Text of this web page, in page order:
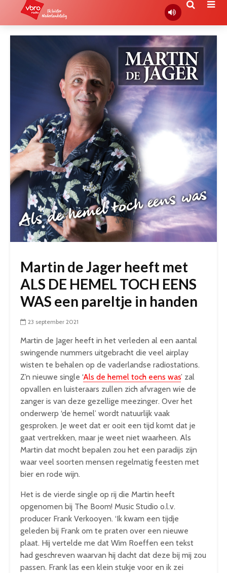
Martin de Jager heeft met
ALS DE HEMEL TOCH EENS
WAS een pareltje in handen
23 september 2021
Martin de Jager heeft in het verleden al een aantal
swingende nummers uitgebracht die veel airplay
wisten te behalen op de vaderlandse radiostations.
Z’n nieuwe single ‘Als de hemel toch eens was’ zal
opvallen en luisteraars zullen zich afvragen wie de
zanger is van deze gezellige meezinger. Over het
onderwerp ‘de hemel’ wordt natuurlijk vaak
gesproken. Je weet dat er ooit een tijd komt dat je
gaat vertrekken, maar je weet niet waarheen. Als
Martin dat mocht bepalen zou het een paradijs zijn
waar veel soorten mensen regelmatig feesten met
bier en rode wijn.
Het is de vierde single op rij die Martin heeft
opgenomen bij The Boom! Music Studio o.l.v.
producer Frank Verkooyen. ‘Ik kwam een tijdje
geleden bij Frank om te praten over een nieuwe
plaat. Hij vertelde me dat Wim Roeffen een tekst
had geschreven waarvan hij dacht dat deze bij mij zou
passen. Frank las een klein stukje voor en ik zei